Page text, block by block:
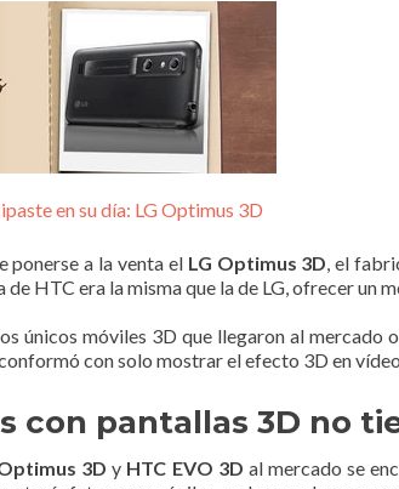
en su día: LG Optimus 3D
ponerse a la venta el LG Optimus 3D, el
de HTC era la misma que la de LG, ofrecer un
únicos móviles 3D que llegaron al mercado
con solo mostrar el efecto 3D en
con pantallas 3D no
3D y HTC EVO 3D al mercado se